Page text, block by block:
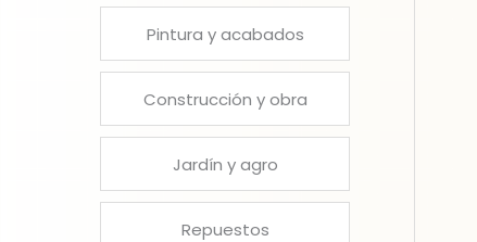
Pintura y acabados
Construcción y obra
Jardín y agro
Repuestos